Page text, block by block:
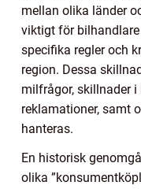
mellan olika länder
viktigt för
specifika regler och
region. Dessa
milfrågor, skillnader
reklamationer, samt
hanteras.
En historisk
olika